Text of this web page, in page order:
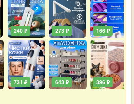
240 ₽
731 ₽
273 ₽
643 ₽
166 ₽
396 ₽